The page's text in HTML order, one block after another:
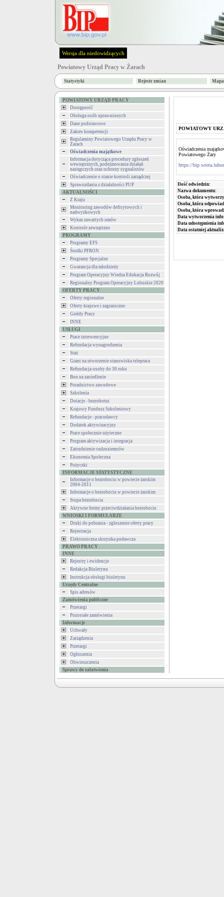
Wersja dla niedowidzących
Powiatowy Urząd Pracy w Żarach
Statystyki Rejestr zmian
POWIATOWY URZĄD PRACY
Dostępność
Obsługa osób uprawnionych
Dane podstawowe
Zakres kompetencji
Regulaminy Powiatowego Urzędu Pracy w
Żarach
Oświadczenia majątkowe
Informacja dotycząca procedury zgłoszeń
wewnętrznych, podejmowania działań
następczych oraz ochrony sygnalistów
Oświadczenie o stanie kontroli zarządczej
Sprawozdania z działalności PUP
AKTUALNOŚCI
Z Kraju
Monitoring zawodów deficytowych i
nadwyżkowych
Wykaz zawartych umów
Kontrole zewnętrzne
PROGRAMY
Programy EFS
Środki PFRON
Programy Specjalne
Gwarancja dla młodzieży
Program Operacyjny Wiedza Edukacja Rozwój
Regionalny Program Operacyjny Lubuskie 2020
OFERTY PRACY
Oferty regionalne
Oferty krajowe i zagraniczne
Giełdy Pracy
INNE
USŁUGI
Prace interwencyjne
Refundacja wynagrodzenia
Staż
Grant na utworzenie stanowiska telepraca
Refundacja-osoby do 30 roku
Bon na zasiedlenie
Poradnictwo zawodowe
Szkolenia
Dotacje - bezrobotni
Krajowy Fundusz Szkoleniowy
Refundacje - pracodawcy
Dodatek aktywizacyjny
Prace społecznie użyteczne
Program aktywizacja i integracja
Zatrudnienie cudzoziemców
Ekonomia Społeczna
Pożyczki
INFORMACJE STATYSTYCZNE
Informacje o bezrobociu w powiecie żarskim
2004-2011
Informacje o bezrobociu w powiecie żarskim
Stopa bezrobocia
Aktywne formy przeciwdziałania bezrobociu
WNIOSKI I FORMULARZE
Druki do pobrania - zgłoszenie oferty pracy
Rejestracja
Elektroniczna skrzynka podawcza
PRAWO PRACY
INNE
Rejestry i ewidencje
Redakcja Biuletynu
Instrukcja obsługi biuletynu
Urzędy Centralne
Spis adresów
Zamówienia publiczne
Przetargi
Pozostałe zamówienia
Informacje
Uchwały
Zarządzenia
Przetargi
Ogłoszenia
Obwieszczenia
Sprawy do załatwienia
POWIATOWY
Oświadczenia
Powiatowego Żary
https://
Ilość odwiedzin:
Nazwa dokumentu:
Osoba, która
Osoba, która
Osoba, która
Data wytworzenia
Data udostępnienia
Data ostatniej